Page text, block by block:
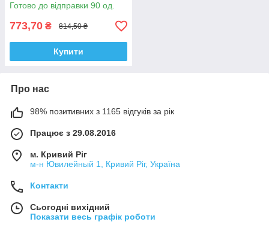
Готово до відправки 90 од.
773,70 ₴ 814,50 ₴
Купити
Про нас
98% позитивних з 1165 відгуків за рік
Працює з 29.08.2016
м. Кривий Ріг
м-н Ювилейный 1, Кривий Ріг, Україна
Контакти
Сьогодні вихідний
Показати весь графік роботи